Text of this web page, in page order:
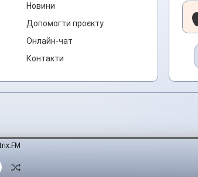
Новини
Допомогти проєкту
Онлайн-чат
Контакти